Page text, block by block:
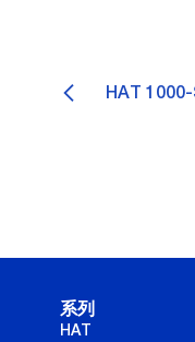
HAT
系列
HAT